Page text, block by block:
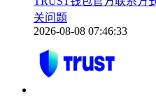
关问题
2026-08-08 07:46:33